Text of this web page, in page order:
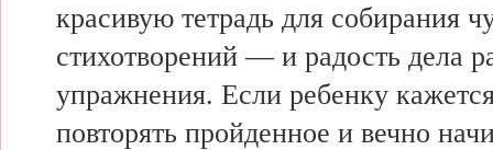
красивую тетрадь для собирания
стихотворений — и радость дела
упражнения. Если ребенку
повторять пройденное и вечно